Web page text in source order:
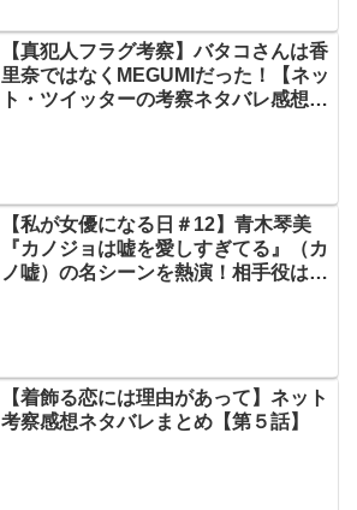
【真犯人フラグ考察】バタコさんは香
里奈ではなくMEGUMIだった！【ネッ
ト・ツイッターの考察ネタバレ感想評
【私が女優になる日＃12】青木琴美
『カノジョは嘘を愛しすぎてる』（カ
ノ嘘）の名シーンを熱演！相手役は犬
【着飾る恋には理由があって】ネット
考察感想ネタバレまとめ【第５話】